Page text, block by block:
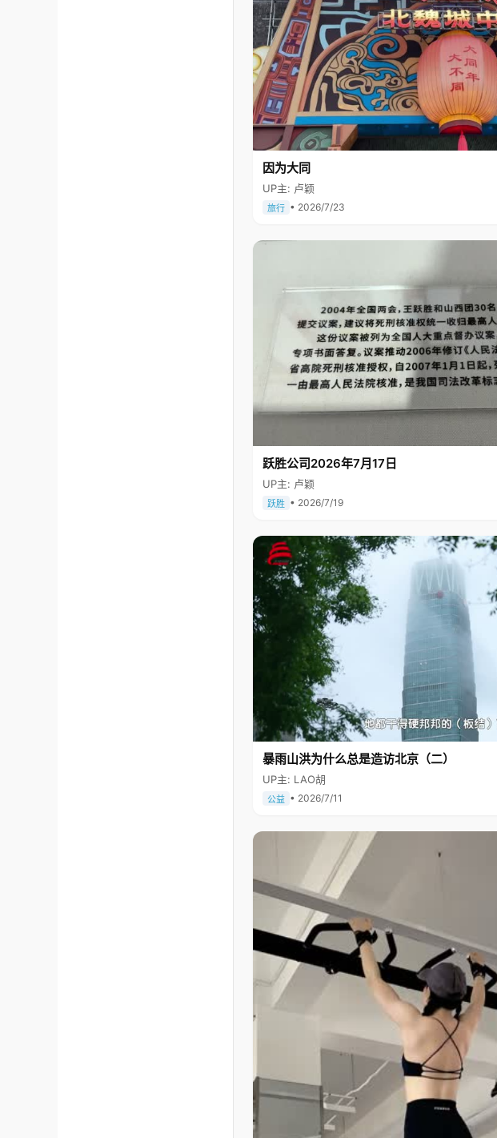
因为大同
UP主: 卢颖
旅行 • 2026/7/23
跃胜公司2026年7月17日
UP主: 卢颖
跃胜 • 2026/7/19
暴雨山洪为什么总是造访北京（二）
UP主: LAO胡
公益 • 2026/7/11